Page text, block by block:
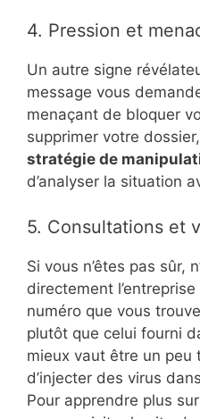
4. Pression et
Un autre signe
message vous
menaçant de bloquer
supprimer votre
stratégie de
d’analyser la situation
5. Consultations et
Si vous n’êtes pas sûr,
directement
numéro que vous
plutôt que celui fourni
mieux vaut être un peu
d’injecter des virus
Pour apprendre plus